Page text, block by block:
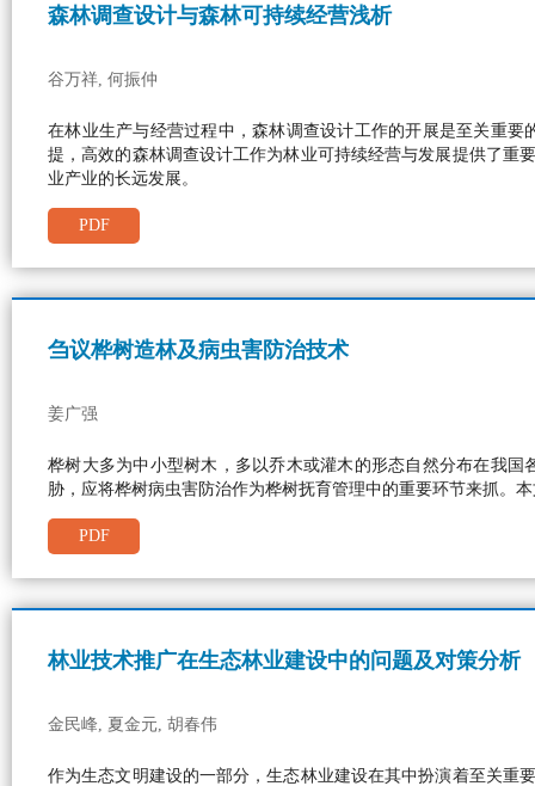
森林调查设计与森林可持续经营浅析
谷万祥, 何振仲
在林业生产与经营过程中，森林调查设计工作的开展是至关重
提，高效的森林调查设计工作为林业可持续经营与发展提供了重
业产业的长远发展。
PDF
刍议桦树造林及病虫害防治技术
姜广强
桦树大多为中小型树木，多以乔木或灌木的形态自然分布在我
胁，应将桦树病虫害防治作为桦树抚育管理中的重要环节来抓。
PDF
林业技术推广在生态林业建设中的问题及对策分析
金民峰, 夏金元, 胡春伟
作为生态文明建设的一部分，生态林业建设在其中扮演着至关重